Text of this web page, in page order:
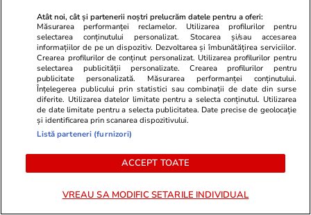
ULTIMELE ȘTIRI
Știri Externe 25 iul.
Rusia va aduce încă 30.000 de soldaţi nord-
coreeni ca să lupte împotriva Ucrainei, spune
Volodimir Zelenski
Știri Externe
Atât noi, cât și partenerii noștri prelucrăm datele pentru a oferi:
Măsurarea performanței reclamelor. Utilizarea profilurilor pentru
selectarea conținutului personalizat. Stocarea și/sau accesarea
informațiilor de pe un dispozitiv. Dezvoltarea și îmbunătățirea serviciilor.
Crearea profilurilor de conținut personalizat. Utilizarea profilurilor pentru
selectarea publicității personalizate. Crearea profilurilor pentru
publicitate personalizată. Măsurarea performanței conținutului.
Înțelegerea publicului prin statistici sau combinații de date din surse
diferite. Utilizarea datelor limitate pentru a selecta conținutul. Utilizarea
de date limitate pentru a selecta publicitatea. Date precise de geolocație
și identificarea prin scanarea dispozitivului.
Listă parteneri (furnizori)
ACCEPT TOATE
VREAU SA MODIFIC SETARILE INDIVIDUAL